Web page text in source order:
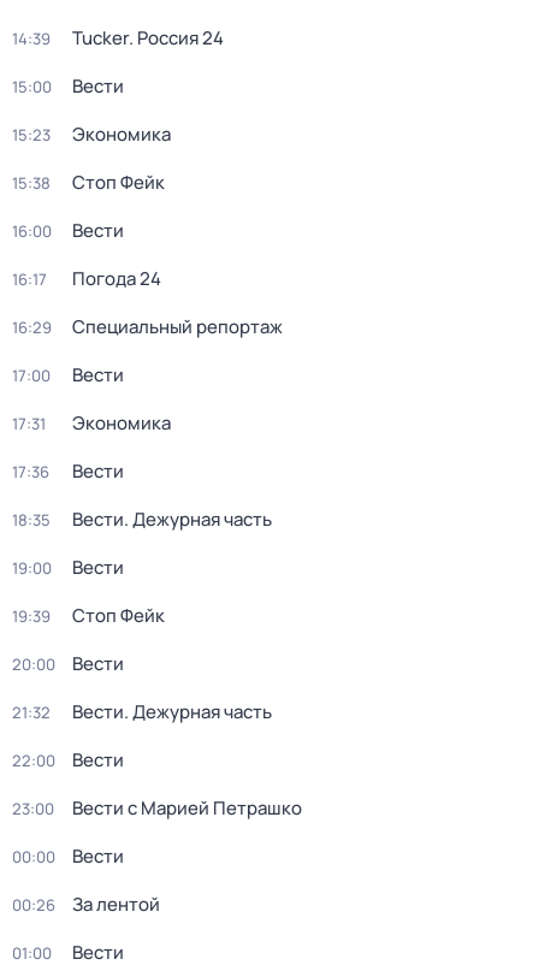
14:39 Tucker. Россия 24
15:00 Вести
15:23 Экономика
15:38 Стоп Фейк
16:00 Вести
16:17 Погода 24
16:29 Специальный репортаж
17:00 Вести
17:31 Экономика
17:36 Вести
18:35 Вести. Дежурная часть
19:00 Вести
19:39 Стоп Фейк
20:00 Вести
21:32 Вести. Дежурная часть
22:00 Вести
23:00 Вести с Марией Петрашко
00:00 Вести
00:26 За лентой
01:00 Вести